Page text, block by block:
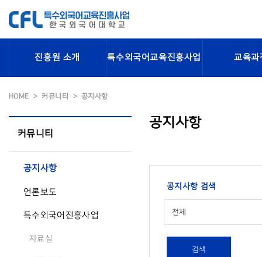
진흥원 소개 특수외국어교육진흥사업 교육과
HOME 커뮤니티 공지사항
커뮤니티
공지사항
언론보도
특수외국어진흥사업
자료실
공지사항
공지사항 검색
전체
검색